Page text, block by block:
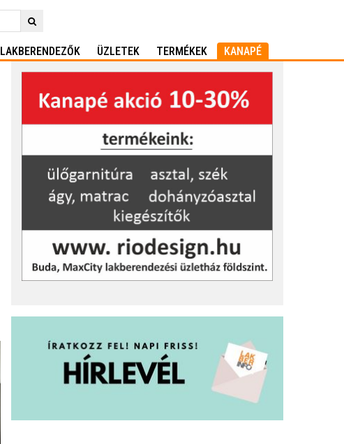
LAKBERENDEZŐK ÜZLETEK TERMÉKEK KANAPÉ